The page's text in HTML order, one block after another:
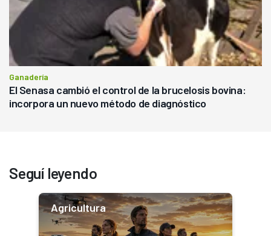
Ganadería
El Senasa cambió el control de la brucelosis bovina:
incorpora un nuevo método de diagnóstico
Seguí leyendo
Agricultura